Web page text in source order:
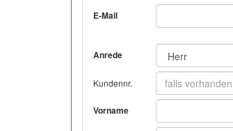
E-Mail
Anrede
Kundennr.
Vorname